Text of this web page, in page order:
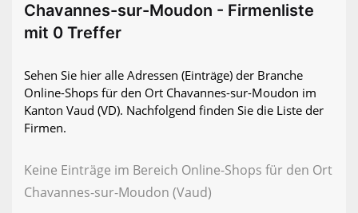
Chavannes-sur-Moudon - Firmenliste
mit 0 Treffer
Sehen Sie hier alle Adressen (Einträge) der Branche
Online-Shops für den Ort Chavannes-sur-Moudon im
Kanton Vaud (VD). Nachfolgend finden Sie die Liste der
Firmen.
Keine Einträge im Bereich Online-Shops für den Ort
Chavannes-sur-Moudon (Vaud)